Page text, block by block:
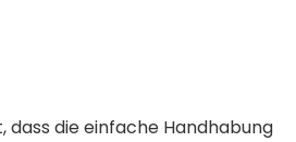
die einfache Handhabung